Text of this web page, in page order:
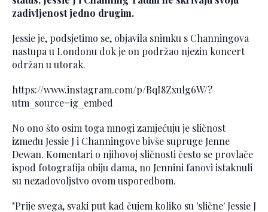
zadivljenost jedno drugim.
Jessie je, podsjetimo se, objavila snimku s Channingova
nastupa u Londonu dok je on podržao njezin koncert
održan u utorak.
https://www.instagram.com/p/BqI8Zxulg6W/?
utm_source=ig_embed
No ono što osim toga mnogi zamjećuju je sličnost
između Jessie J i Channingove bivše supruge Jenne
Dewan. Komentari o njihovoj sličnosti često se provlače
ispod fotografija obiju dama, no Jennini fanovi istaknuli
su nezadovoljstvo ovom usporedbom.
"Prije svega, svaki put kad čujem koliko su 'slične' Jessie J